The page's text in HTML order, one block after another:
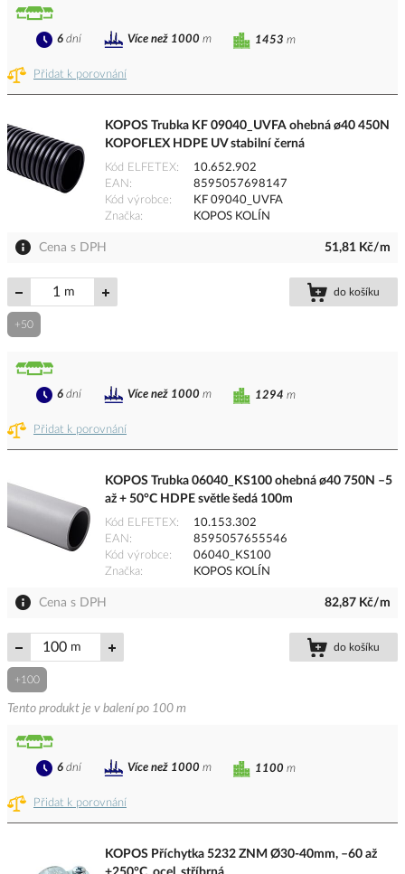
Přidat k porovnání
1453 m
6 dní Více než 1000 m
KOPOS Trubka KF 09040_UVFA ohebná ø40 450N
KOPOFLEX HDPE UV stabilní černá
Kód ELFETEX
10.652.902
EAN
8595057698147
Kód výrobce
KF 09040_UVFA
Značka
KOPOS KOLÍN
Cena s DPH 51,81 Kč/m
m do košíku
+50
Přidat k porovnání
1294 m
6 dní Více než 1000 m
KOPOS Trubka 06040_KS100 ohebná ø40 750N –5
až + 50°C HDPE světle šedá 100m
Kód ELFETEX
10.153.302
EAN
8595057655546
Kód výrobce
06040_KS100
Značka
KOPOS KOLÍN
Cena s DPH 82,87 Kč/m
m do košíku
+100
Tento produkt je v balení po 100 m
Přidat k porovnání
1100 m
6 dní Více než 1000 m
KOPOS Příchytka 5232 ZNM Ø30-40mm, –60 až